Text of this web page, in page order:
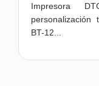
Impresora
BT-12...